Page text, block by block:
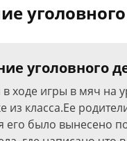
уголовного
ходе игры в мяч на
из класса.Ее
его было вынесено